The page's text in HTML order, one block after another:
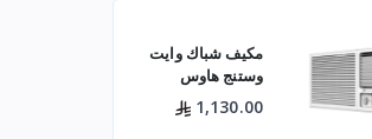
مكيف شباك وايت
وستنج هاوس
(الجديد)
WWA20K22R
1,130.00